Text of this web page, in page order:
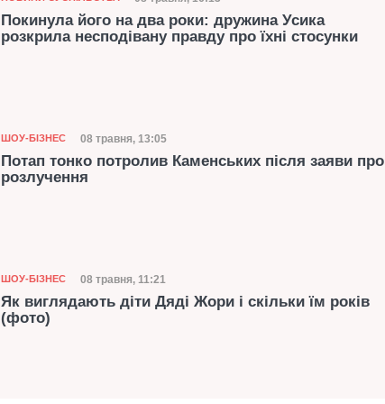
Покинула його на два роки: дружина Усика
розкрила несподівану правду про їхні стосунки
Категорія
ШОУ-БІЗНЕС Дата публікації
08 травня, 13:05
Потап тонко потролив Каменських після заяви про
розлучення
Категорія
ШОУ-БІЗНЕС Дата публікації
08 травня, 11:21
Як виглядають діти Дяді Жори і скільки їм років
(фото)